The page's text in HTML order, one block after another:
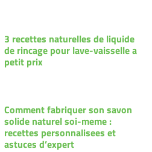
3 recettes naturelles de liquide
de rincage pour lave-vaisselle a
petit prix
Comment fabriquer son savon
solide naturel soi-meme :
recettes personnalisees et
astuces d’expert